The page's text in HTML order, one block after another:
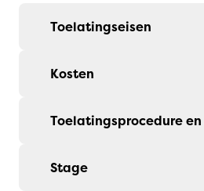
Toelatingseisen
Kosten
Toelatingsprocedure
Stage